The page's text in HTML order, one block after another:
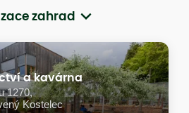
zahrad
a kavárna
1270,
Kostelec